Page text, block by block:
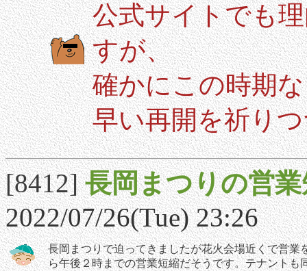
公式サイトでも
すが、
確かにこの時期
早い再開を祈り
[8412]長岡まつりの営
2022/07/26(Tue) 23:26
長岡まつりで迫ってきましたが花火会場近くで営
ら午後２時までの営業短縮だそうです。テナント